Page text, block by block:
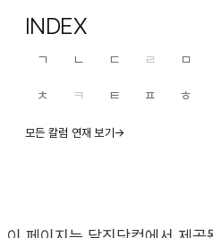
INDEX
ㄱ ㄴ ㄷ ㄹ ㅁ
ㅊ ㅋ ㅌ ㅍ ㅎ
모든 칼럼 연재 보기→